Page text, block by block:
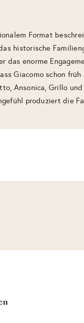
Format
historische
das enorme
Giacomo schon
Ansonica, Grillo
produziert die